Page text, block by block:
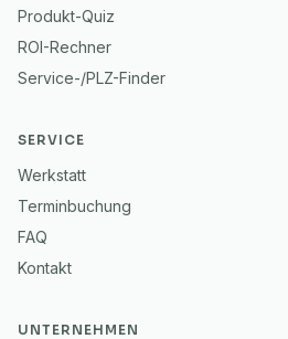
Produkt-Quiz
ROI-Rechner
Service-/PLZ-Finder
SERVICE
Werkstatt
Terminbuchung
FAQ
Kontakt
UNTERNEHMEN